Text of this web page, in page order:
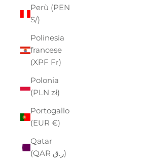
Perù (PEN
S/)
Polinesia
francese
(XPF Fr)
Polonia
(PLN zł)
Portogallo
(EUR €)
Qatar
(QAR ر.ق)